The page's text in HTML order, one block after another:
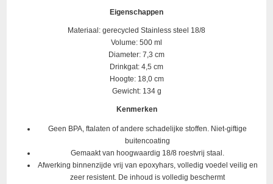
Eigenschappen
Materiaal: gerecycled Stainless steel 18/8
Volume: 500 ml
Diameter: 7,3 cm
Drinkgat: 4,5 cm
Hoogte: 18,0 cm
Gewicht: 134 g
Kenmerken
Geen BPA, ftalaten of andere schadelijke stoffen. Niet-giftige
buitencoating
Gemaakt van hoogwaardig 18/8 roestvrij staal.
Afwerking binnenzijde vrij van epoxyhars, volledig voedel veilig en
zeer resistent. De inhoud is volledig beschermt